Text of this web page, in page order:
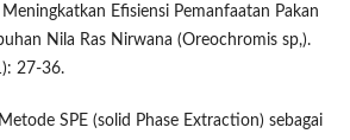
Efisiensi Pemanfaatan Pakan
Nila Ras Nirwana (Oreochromis sp,).
27-36.
SPE (solid Phase Extraction) sebagai